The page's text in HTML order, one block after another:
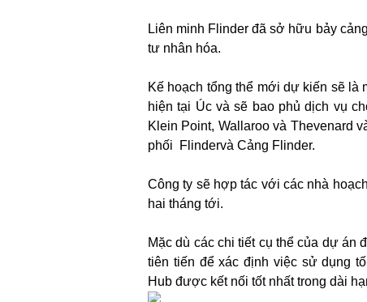
Liên minh Flinder đã sở hữu bảy
tư nhân hóa.
Kế hoạch tổng thể mới dự kiến ​​sẽ là
hiện tại Úc và sẽ bao phủ dịch vụ
Klein Point, Wallaroo và Thevenard
phối
Flindervà Cảng Flinder.
Công ty sẽ hợp tác với các nhà
hai tháng tới.
Mặc dù các chi tiết cụ thể của dự
tiên tiến để xác định việc sử dụng
Hub được kết nối tốt nhất trong dài